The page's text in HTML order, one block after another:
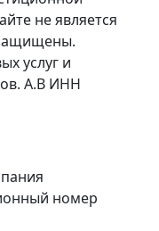
не является
услуг и
А.В ИНН
номер